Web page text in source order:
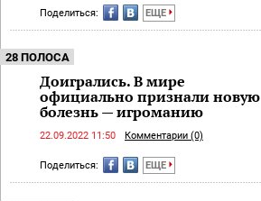
Поделиться: ЕЩЕ
28 ПОЛОСА
Доигрались. В мире
официально признали новую
болезнь — игроманию
22.09.2022 11:50 Комментарии (0)
Поделиться: ЕЩЕ